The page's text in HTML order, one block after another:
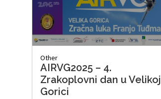
Other
AIRVG2025 – 4.
Zrakoplovni dan u Velikoj
Gorici